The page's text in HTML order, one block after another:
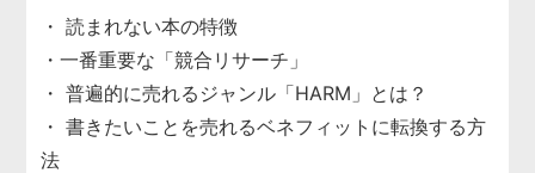
・ 読まれない本の特徴
・一番重要な「競合リサーチ」
・ 普遍的に売れるジャンル「HARM」とは？
・ 書きたいことを売れるベネフィットに転換する方
法